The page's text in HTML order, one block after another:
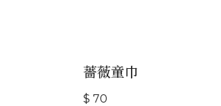
薔薇童巾
$ 70